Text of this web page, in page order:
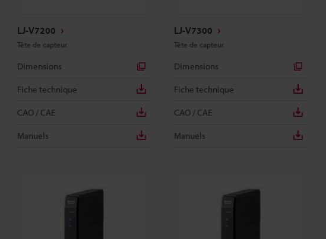
LJ-V7200
Tête de capteur
Dimensions
Fiche technique
CAO / CAE
Manuels
LJ-V7300
Tête de capteur
Dimensions
Fiche technique
CAO / CAE
Manuels